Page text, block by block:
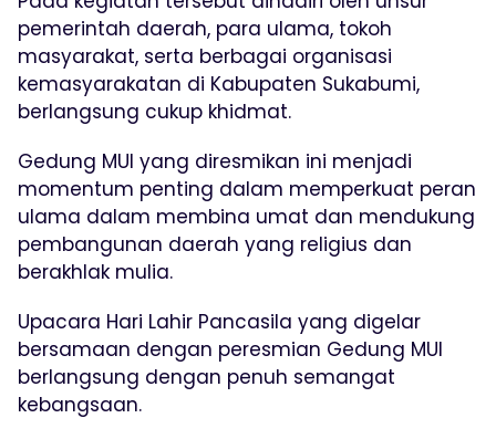
pemerintah daerah, para ulama, tokoh
masyarakat, serta berbagai organisasi
kemasyarakatan di Kabupaten Sukabumi,
berlangsung cukup khidmat.
Gedung MUI yang diresmikan ini menjadi
momentum penting dalam memperkuat peran
ulama dalam membina umat dan mendukung
pembangunan daerah yang religius dan
berakhlak mulia.
Upacara Hari Lahir Pancasila yang digelar
bersamaan dengan peresmian Gedung MUI
berlangsung dengan penuh semangat
kebangsaan.